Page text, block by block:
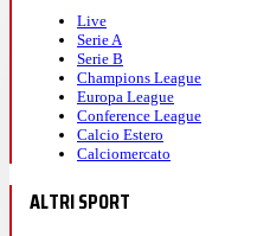
Live
Serie A
Serie B
Champions League
Europa League
Conference League
Calcio Estero
Calciomercato
ALTRI SPORT